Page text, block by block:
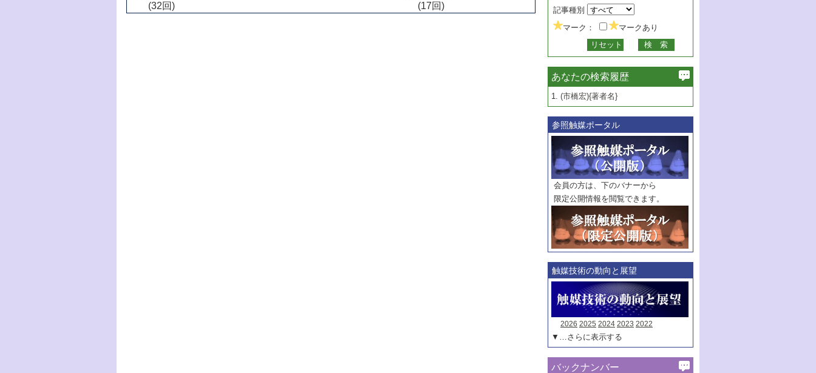
(32回)
(17回)
記事種別
マーク：
マークあり
あなたの検索履歴
1. (市橋宏){著者名}
参照触媒ポータル
会員の方は、下のバナーから
限定公開情報を閲覧できます。
触媒技術の動向と展望
2026 2025 2024 2023 2022
▼…さらに表示する
バックナンバー